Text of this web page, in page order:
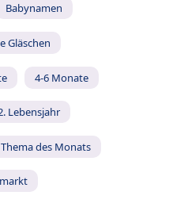
Babynamen
Gläschen
4-6 Monate
Lebensjahr
Thema des Monats